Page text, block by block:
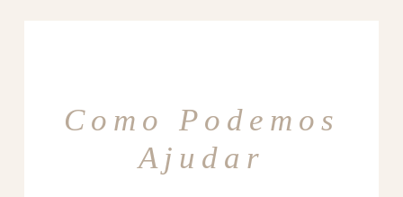
Como Podemos
Ajudar